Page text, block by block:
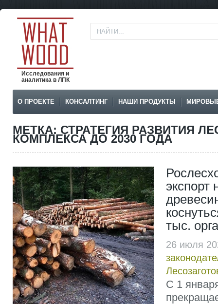
Исследования и
аналитика в ЛПК
О ПРОЕКТЕ КОНСАЛТИНГ НАШИ ПРОДУКТЫ
МЕТКА: СТРАТЕГИЯ РАЗВИТИЯ
КОМПЛЕКСА ДО 2030 ГОДА
экспорт
тыс.
26 июля
С 1